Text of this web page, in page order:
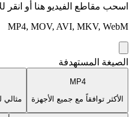
اسحب مقاطع الفيديو هنا أو انقر
MP4, MOV, AVI, MKV, WebM
الصيغة المستهدفة
MP4
الأكثر توافقاً مع جميع الأجهزة
مثالي